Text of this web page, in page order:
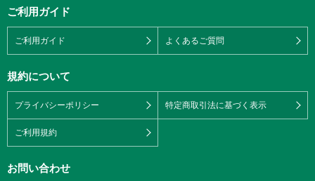
ご利用ガイド
ご利用ガイド よくあるご質問
規約について
プライバシーポリシー 特定商取引法に基づく表示
ご利用規約
お問い合わせ